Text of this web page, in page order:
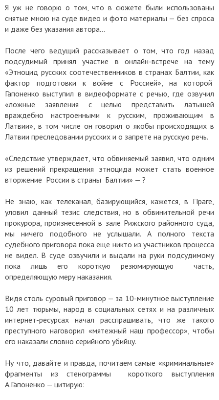
Я уж не говорю о том, что в сюжете были использованы
снятые мною на суде видео и фото материалы — без спроса
и даже без указания автора…
После чего ведущий рассказывает о том, что год назад
подсудимый принял участие в онлайн-встрече на тему
«Этноцид русских соотечественников в странах Балтии, как
фактор подготовки к войне с Россией», на которой
Гапоненко выступил в видеоформате с речью, где озвучил
«ложные заявления с целью представить латышей
враждебно настроенными к русским, проживающим в
Латвии», в том числе он говорил о якобы происходящих в
Латвии преследовании русских и о запрете на русскую речь.
«Следствие утверждает, что обвиняемый заявил, что одним
из решений прекращения этноцида может стать военное
вторжение России в страны Балтии» — ?
Не знаю, как телеканал, базирующийся, кажется, в Праге,
уловил данный тезис следствия, но в обвинительной речи
прокурора, произнесенной в зале Рижского районного суда,
мы ничего подобного не услышали. А полного текста
судебного приговора пока еще никто из участников процесса
не видел. В суде озвучили и выдали на руки подсудимому
пока лишь его короткую резюмирующую часть,
определяющую меру наказания.
Видя столь суровый приговор — за 10-минутное выступление
10 лет тюрьмы, народ в социальных сетях и на различных
интернет-ресурсах начал расспрашивать, что же такого
преступного наговорил «мятежный наш профессор», чтобы
его наказали словно серийного убийцу.
Ну что, давайте и правда, почитаем самые «криминальные»
фрагменты из стенограммы короткого выступления
А.Гапоненко — цитирую: